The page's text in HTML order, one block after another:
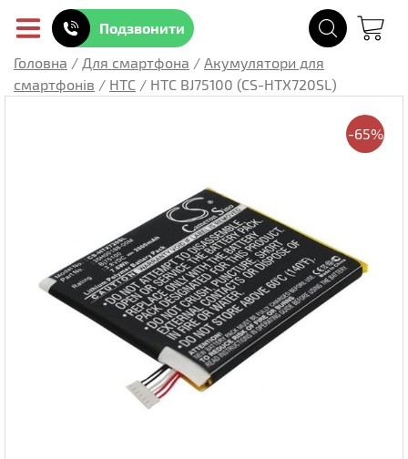
Подзвонити
Головна / Для смартфона / Акумулятори для
смартфонів / HTC / HTC BJ75100 (CS-HTX720SL)
-65%